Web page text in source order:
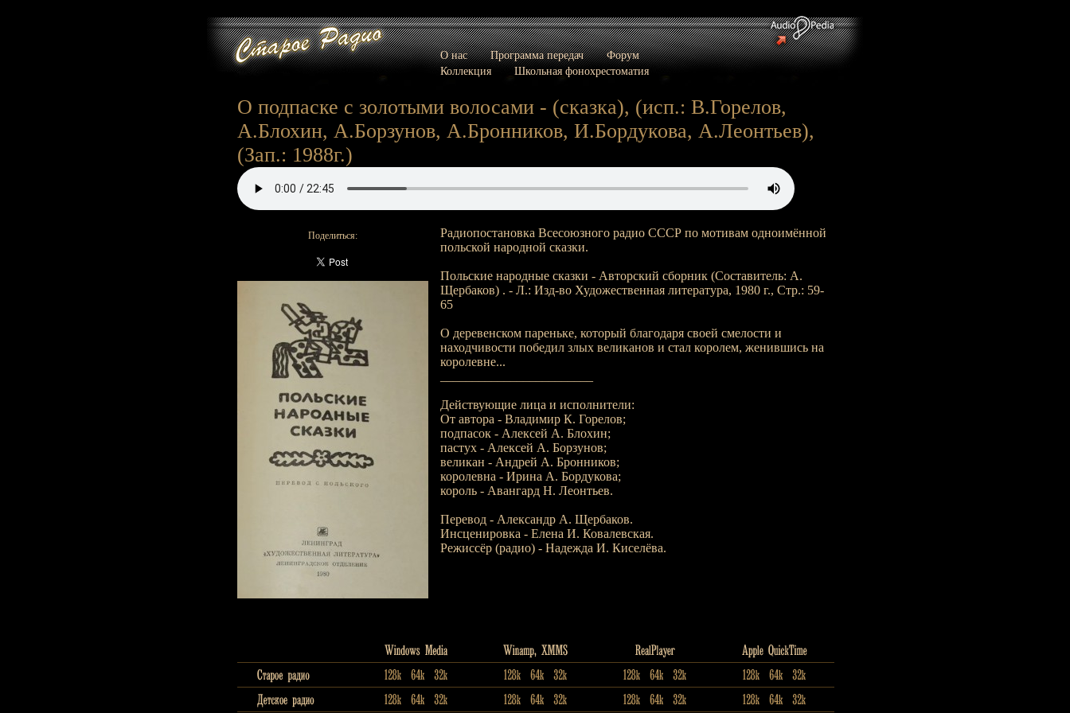
О нас Программа передач
Форум
Коллекция
Школьная фонохрестоматия
О подпаске с золотыми волосами - (сказка), (исп.: В.Горелов,
А.Блохин, А.Борзунов, А.Бронников, И.Бордукова, А.Леонтьев),
(Зап.: 1988г.)
Поделиться:
Радиопостановка Всесоюзного радио СССР по мотивам одноимённой
польской народной сказки.
Польские народные сказки - Авторский сборник (Составитель: А.
Щербаков) . - Л.: Изд-во Художественная литература, 1980 г., Стр.: 59-
65
О деревенском пареньке, который благодаря своей смелости и
находчивости победил злых великанов и стал королем, женившись на
королевне...
Действующие лица и исполнители:
От автора - Владимир К. Горелов;
подпасок - Алексей А. Блохин;
пастух - Алексей А. Борзунов;
великан - Андрей А. Бронников;
королевна - Ирина А. Бордукова;
король - Авангард Н. Леонтьев.
Перевод - Александр А. Щербаков.
Инсценировка - Елена И. Ковалевская.
Режиссёр (радио) - Надежда И. Киселёва.